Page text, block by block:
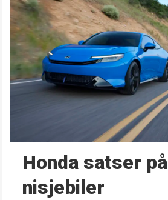
Honda satser på
nisjebiler